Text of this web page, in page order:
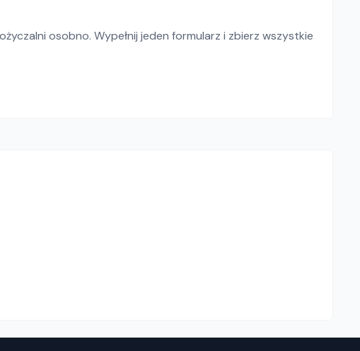
osobno. Wypełnij jeden formularz i zbierz wszystkie